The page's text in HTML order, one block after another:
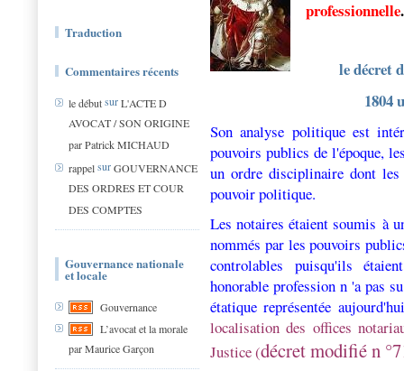
Traduction
Commentaires récents
le débutsurL'ACTE D
AVOCAT / SON ORIGINE
par Patrick MICHAUD
rappelsurGOUVERNANCE
DES ORDRES ET COUR
DES COMPTES
Gouvernance nationale
et locale
Gouvernance
L’avocat et la morale
par Maurice Garçon
professionnelle.
le décret
1804
Son analyse politique est
pouvoirs publics de l'époque,
un ordre disciplinaire dont
pouvoir politique.
Les notaires étaient soumis à
nommés par les pouvoirs
controlables puisqu'ils
honorable profession n 'a pas
étatique représentée
localisation des offices
Justice (décret modifié n